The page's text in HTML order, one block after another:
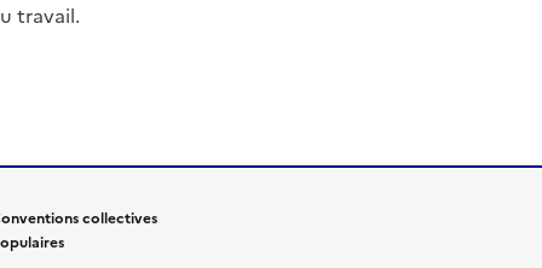
travail.
collectives